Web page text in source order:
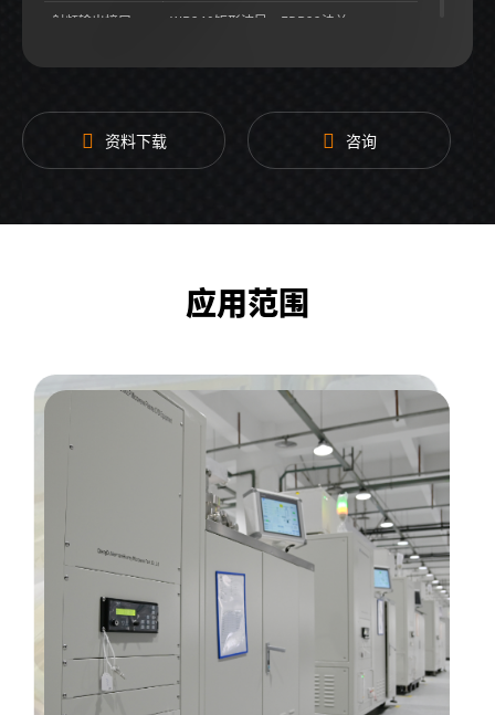
射频输出接口 WR340矩形波导，FDP22法兰
资料下载 咨询
应用范围